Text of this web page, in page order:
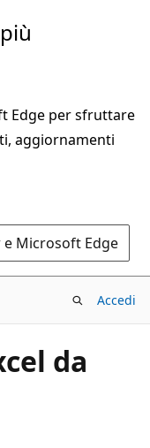
Edge per sfruttare
aggiornamenti
Microsoft Edge
Accedi
da